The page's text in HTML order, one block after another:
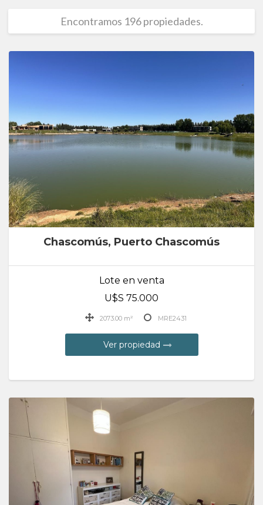
Encontramos 196 propiedades.
Chascomús, Puerto Chascomús
Lote en venta
U$S 75.000
2073.00 m² MRE2431
Ver propiedad